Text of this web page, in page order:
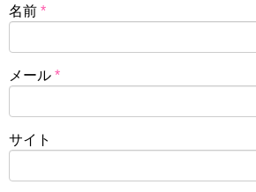
名前 *
メール *
サイト